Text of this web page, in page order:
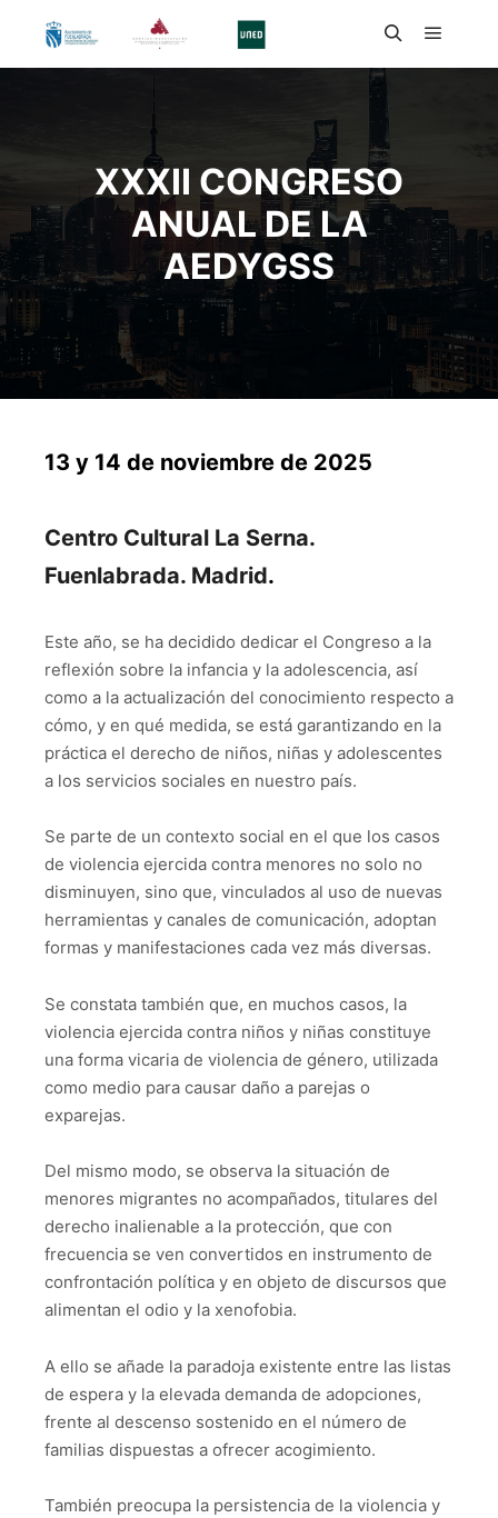
XXXII CONGRESO
ANUAL DE LA
AEDYGSS
13 y 14 de noviembre de 2025
Centro Cultural La Serna.
Fuenlabrada. Madrid.
Este año, se ha decidido dedicar el Congreso a la
reflexión sobre la infancia y la adolescencia, así
como a la actualización del conocimiento respecto a
cómo, y en qué medida, se está garantizando en la
práctica el derecho de niños, niñas y adolescentes
a los servicios sociales en nuestro país.
Se parte de un contexto social en el que los casos
de violencia ejercida contra menores no solo no
disminuyen, sino que, vinculados al uso de nuevas
herramientas y canales de comunicación, adoptan
formas y manifestaciones cada vez más diversas.
Se constata también que, en muchos casos, la
violencia ejercida contra niños y niñas constituye
una forma vicaria de violencia de género, utilizada
como medio para causar daño a parejas o
exparejas.
Del mismo modo, se observa la situación de
menores migrantes no acompañados, titulares del
derecho inalienable a la protección, que con
frecuencia se ven convertidos en instrumento de
confrontación política y en objeto de discursos que
alimentan el odio y la xenofobia.
A ello se añade la paradoja existente entre las listas
de espera y la elevada demanda de adopciones,
frente al descenso sostenido en el número de
familias dispuestas a ofrecer acogimiento.
También preocupa la persistencia de la violencia y